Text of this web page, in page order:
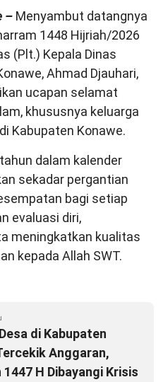
– Menyambut datangnya
1448 Hijriah/2026
(Plt.) Kepala Dinas
Ahmad Djauhari,
ucapan selamat
khususnya keluarga
Kabupaten Konawe.
dalam kalender
sekadar pergantian
bagi setiap
evaluasi diri,
meningkatkan kualitas
kepada Allah SWT.
di Kabupaten
Anggaran,
1447 H Dibayangi Krisis